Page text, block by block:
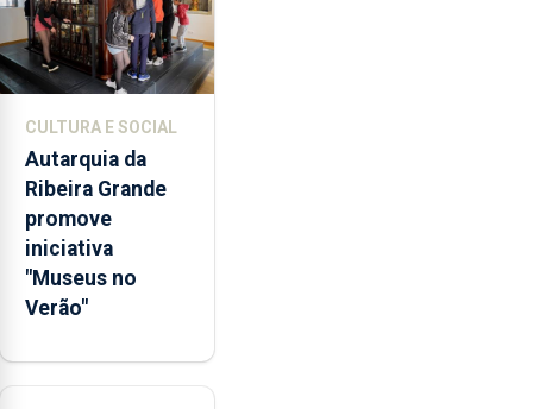
através
da
promoção
competências
pessoais,
emocionais
e
sociais
junto
das
CULTURA E SOCIAL
Autarquia da
Ribeira Grande
promove
iniciativa
"Museus no
Verão"